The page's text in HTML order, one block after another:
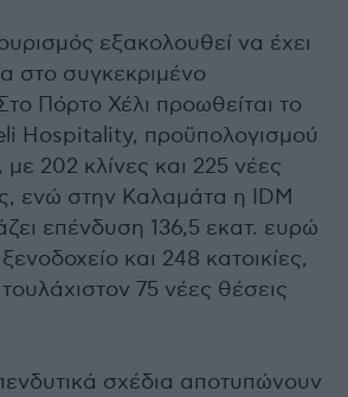
εξακολουθεί να έχει
στο συγκεκριμένο
Πόρτο Χέλι προωθείται το
Hospitality, προϋπολογισμού
202 κλίνες και 225 νέες
ενώ στην Καλαμάτα η IDM
επένδυση 136,5 εκατ. ευρώ
και 248 κατοικίες,
75 νέες θέσεις
σχέδια αποτυπώνουν